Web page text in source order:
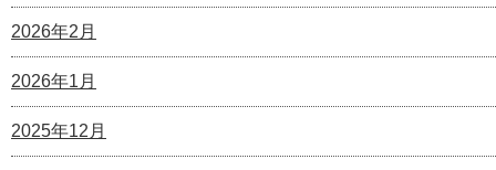
2026年2月
2026年1月
2025年12月